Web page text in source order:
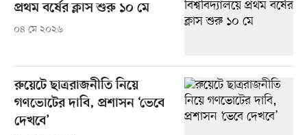
প্রথম বর্ষের ক্লাস শুরু ১০ মে
০৪ মে ২০২৬
রুয়েটে ছাত্ররাজনীতি নিয়ে
গণভোটের দাবি, প্রশাসন ‘ভেবে
দেখবে’